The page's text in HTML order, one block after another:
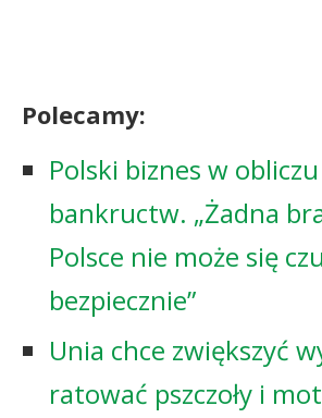
Polecamy:
Polski biznes w
bankructw. „Żadna
Polsce nie może się
bezpiecznie”
Unia chce zwiększyć
ratować pszczoły i